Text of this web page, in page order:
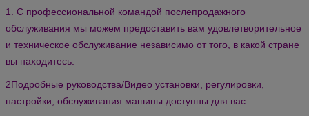
1. С профессиональной командой послепродажного
обслуживания мы можем предоставить вам удовлетворительное
и техническое обслуживание независимо от того, в какой стране
вы находитесь.
2Подробные руководства/Видео установки, регулировки,
настройки, обслуживания машины доступны для вас.